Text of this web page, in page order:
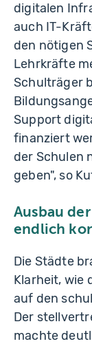
digitalen
auch IT-
den nötigen
Lehrkräfte
Schulträger
Support
finanziert
der Schulen
geben", so
Ausbau
endlich
Die Städte
Klarheit, wie
auf den
Der
machte